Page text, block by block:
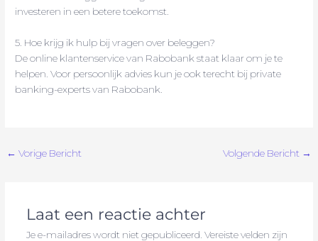
investeren in een betere toekomst.
5. Hoe krijg ik hulp bij vragen over beleggen?
De online klantenservice van Rabobank staat klaar om je te
helpen. Voor persoonlijk advies kun je ook terecht bij private
banking-experts van Rabobank.
← Vorige Bericht Volgende Bericht →
Laat een reactie achter
Je e-mailadres wordt niet gepubliceerd. Vereiste velden zijn